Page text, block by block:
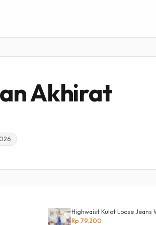
Akhirat
Highwaist Kulot Loose Jeans
Rp 79.200